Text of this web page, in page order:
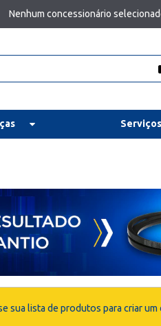
Nenhum concessionário
Serviços
sua lista de produtos para criar